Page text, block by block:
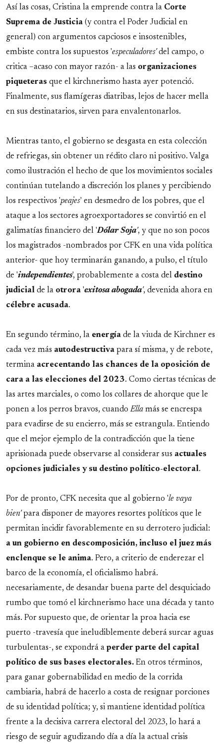
Así las cosas, Cristina la emprende contra la Corte
Suprema de Justicia (y contra el Poder Judicial en
general) con argumentos capciosos e insostenibles,
embiste contra los supuestos 'especuladores'del campo, o
critica –acaso con mayor razón- a las organizaciones
piqueteras que el kirchnerismo hasta ayer potenció.
Finalmente, sus flamígeras diatribas, lejos de hacer mella
en sus destinatarios, sirven para envalentonarlos.
Mientras tanto, el gobierno se desgasta en esta colección
de refriegas, sin obtener un rédito claro ni positivo. Valga
como ilustración el hecho de que los movimientos sociales
continúan tutelando a discreción los planes y percibiendo
los respectivos 'peajes' en desmedro de los pobres, que el
ataque a los sectores agroexportadores se convirtió en el
galimatías financiero del 'Dólar Soja', y que no son pocos
los magistrados -nombrados por CFK en una vida política
anterior- que hoy terminarán ganando, a pulso, el título
de 'independientes', probablemente a costa del destino
judicial de la otrora 'exitosa abogada', devenida ahora en
célebre acusada.
En segundo término, la energía de la viuda de Kirchner es
cada vez más autodestructiva para sí misma, y de rebote,
termina acrecentando las chances de la oposición de
cara a las elecciones del 2023. Como ciertas técnicas de
las artes marciales, o como los collares de ahorque que le
ponen a los perros bravos, cuando Ella más se encrespa
para evadirse de su encierro, más se estrangula. Entiendo
que el mejor ejemplo de la contradicción que la tiene
aprisionada puede observarse al considerar sus actuales
opciones judiciales y su destino político-electoral.
Por de pronto, CFK necesita que al gobierno 'le vaya
bien'para disponer de mayores resortes políticos que le
permitan incidir favorablemente en su derrotero judicial:
a un gobierno en descomposición, incluso el juez más
enclenque se le anima. Pero, a criterio de enderezar el
barco de la economía, el oficialismo habrá.
necesariamente, de desandar buena parte del desquiciado
rumbo que tomó el kirchnerismo hace una década y tanto
más. Por supuesto que, de orientar la proa hacia ese
puerto -travesía que ineludiblemente deberá surcar aguas
turbulentas-, se expondrá a perder parte del capital
político de sus bases electorales. En otros términos,
para ganar gobernabilidad en medio de la corrida
cambiaria, habrá de hacerlo a costa de resignar porciones
de su identidad política; y, si mantiene identidad política
frente a la decisiva carrera electoral del 2023, lo hará a
riesgo de seguir agudizando día a día la actual crisis